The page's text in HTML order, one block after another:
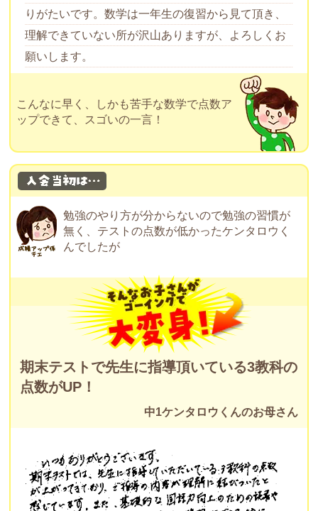
りがたいです。数学は一年生の復習から見て頂き、
理解できていない所が沢山ありますが、よろしくお
願いします。
こんなに早く、しかも苦手な数学で点数ア
ップできて、スゴいの一言！
勉強のやり方が分からないので勉強の習慣が
無く、テストの点数が低かったケンタロウく
んでしたが
期末テストで先生に指導頂いている3教科の
点数がUP！
中1ケンタロウくんのお母さん